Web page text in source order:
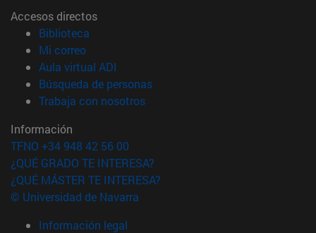
Accesos directos
Biblioteca
Mi correo(abre en nueva ventana)
Aula virtual ADI
Búsqueda de personas(abre en nueva ventana)
Trabaja con nosotros(abre en nueva ventana)
Información
TFNO +34 948 42 56 00
¿QUÉ GRADO TE INTERESA?
¿QUÉ MÁSTER TE INTERESA?
© Universidad de Navarra
Información legal